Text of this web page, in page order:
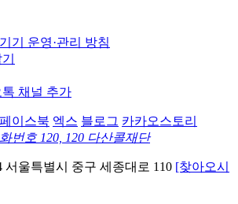
기 운영·관리 방침
채널 추가
페이스북 엑스 블로그 카카오스토리
번호 120, 120 다산콜재단
서울특별시 중구 세종대로 110 [찾아오시